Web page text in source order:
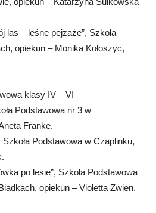
– leśne pejzaże”, Szkoła
opiekun – Monika Kołoszyc,
klasy IV – VI
Podstawowa nr 3 w
Franke.
Podstawowa w Czaplinku,
po lesie”, Szkoła Podstawowa
opiekun – Violetta Zwien.